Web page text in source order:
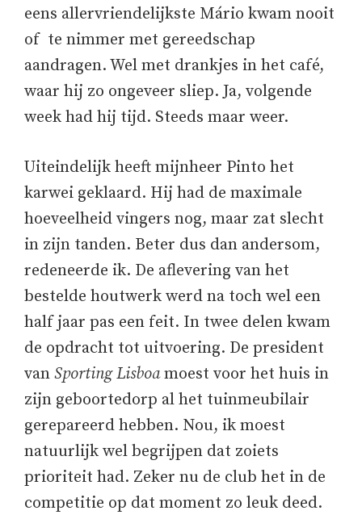
eens allervriendelijkste Mário kwam nooit
of te nimmer met gereedschap
aandragen. Wel met drankjes in het café,
waar hij zo ongeveer sliep. Ja, volgende
week had hij tijd. Steeds maar weer.
Uiteindelijk heeft mijnheer Pinto het
karwei geklaard. Hij had de maximale
hoeveelheid vingers nog, maar zat slecht
in zijn tanden. Beter dus dan andersom,
redeneerde ik. De aflevering van het
bestelde houtwerk werd na toch wel een
half jaar pas een feit. In twee delen kwam
de opdracht tot uitvoering. De president
van Sporting Lisboamoest voor het huis in
zijn geboortedorp al het tuinmeubilair
gerepareerd hebben. Nou, ik moest
natuurlijk wel begrijpen dat zoiets
prioriteit had. Zeker nu de club het in de
competitie op dat moment zo leuk deed.